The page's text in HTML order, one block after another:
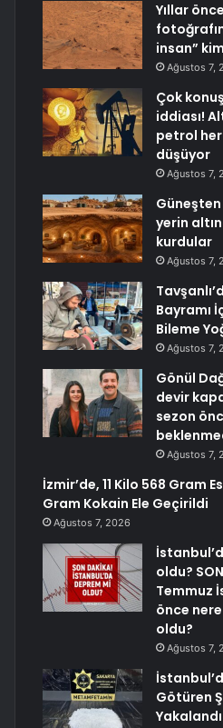
Yıllar
insan”
Ağustos 7,
Çok
iddiası!
petrol
düşüyor
Ağustos 7,
yerin
kurdular
Ağustos 7,
Bayramı
Bileme
Ağustos 7,
Gönül
devir
sezon
Ağustos 7,
İzmir’de, 11 Kilo 568 Gram
Gram Kokain Ele Geçirildi
Ağustos 7, 2026
oldu?
Temmuz
önce
oldu?
Ağustos 7,
Götüren
Yakalandı